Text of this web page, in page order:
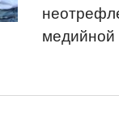
медийной